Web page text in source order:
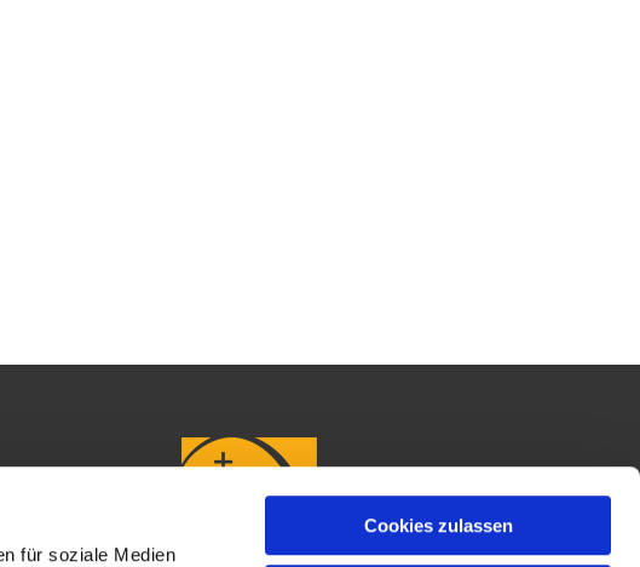
für soziale Medien
Cookies zulassen